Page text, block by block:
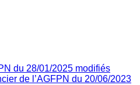
du 28/01/2025 modifiés
de l’AGFPN du 20/06/2023